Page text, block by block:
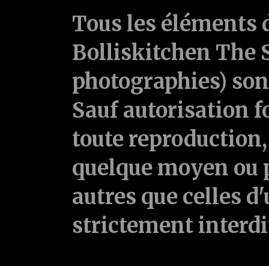
Tous les
Bolliskitchen The
photographies)
Sauf autorisation
toute
quelque moyen ou
autres que celles
strictement